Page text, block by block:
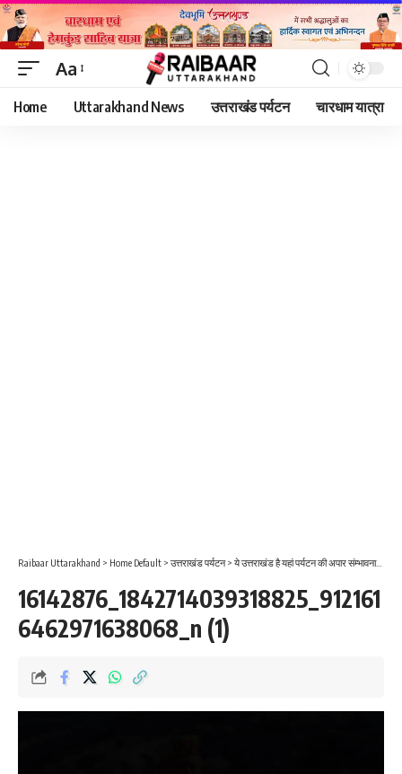
Font
Resizer
Aa
Home Uttarakhand News उत्तराखंड पर्यटन चारधाम यात्रा
Raibaar Uttarakhand > Home Default > उत्तराखंड पर्यटन> ये उत्तराखंड है यहां पर्यटन की अपार संम्भावनाऐं है । पर्यटन है तो फिर विकास है
16142876_1842714039318825_912161
6462971638068_n (1)